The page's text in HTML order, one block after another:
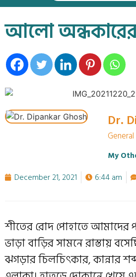
আলো অন্ধকারের
Dr.
My
December 21, 2021 6:44 am
শীতের রোদ পোহাতে আমাদের
ভাড়া বাড়ির সামনে রাস্তায়
ঝগড়ার চিলচিৎকার, কান্নার